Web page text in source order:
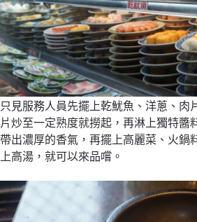
只見服務人員先擺上乾魷魚、洋蔥、肉
片炒至一定熟度就撈起，再淋上獨特醬
帶出濃厚的香氣，再擺上高麗菜、火鍋
上高湯，就可以來品嚐。